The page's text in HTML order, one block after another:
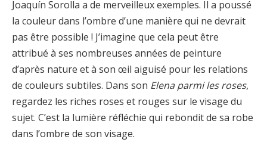
Joaquín Sorolla a de merveilleux exemples. Il a poussé
la couleur dans l’ombre d’une manière qui ne devrait
pas être possible ! J’imagine que cela peut être
attribué à ses nombreuses années de peinture
d’après nature et à son œil aiguisé pour les relations
de couleurs subtiles. Dans son Elena parmi les roses,
regardez les riches roses et rouges sur le visage du
sujet. C’est la lumière réfléchie qui rebondit de sa robe
dans l’ombre de son visage.